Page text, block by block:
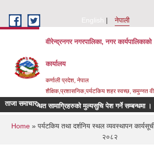
English
नेपाली
वीरेन्द्रनगर नगरपालिका, नगर कार्यपालिकाको
कार्यालय
कर्णाली प्रदेश, नेपाल
शैक्षिक,प्रशासनिक,पर्यटकिय शहर स्वच्छ, समुन्नत
ताजा समाचार
सम्बन्धित सामाग्रिहरुको मुल्यसुचि पेश गर्ने सम्बन्धमा ।
You are here
Home» पर्यटकिय तथा दर्शनिय स्थल व्यवस्थापन
२०८२